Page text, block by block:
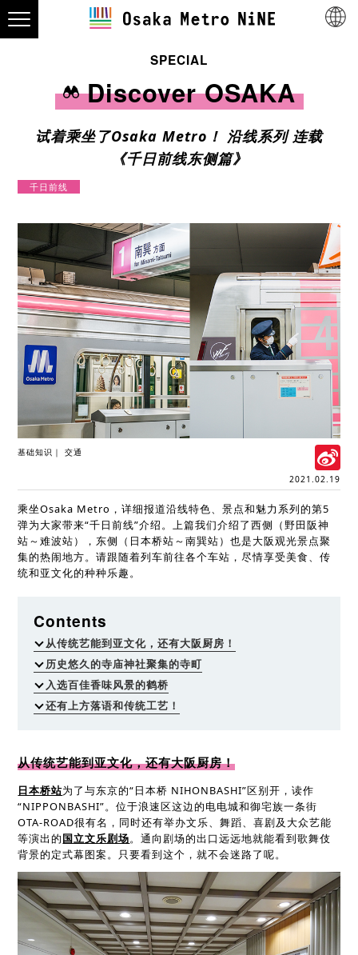
SPECIAL
Discover OSAKA
试着乘坐了Osaka Metro！ 沿线系列 连载
《千日前线东侧篇》
千日前线
基础知识 交通
2021.02.19
乘坐Osaka Metro，详细报道沿线特色、景点和魅力系列的第5
弹为大家带来“千日前线”介绍。上篇我们介绍了西侧（野田阪神
站～难波站），东侧（日本桥站～南巽站）也是大阪观光景点聚
集的热闹地方。请跟随着列车前往各个车站，尽情享受美食、传
统和亚文化的种种乐趣。
Contents
从传统艺能到亚文化，还有大阪厨房！
历史悠久的寺庙神社聚集的寺町
入选百佳香味风景的鹤桥
还有上方落语和传统工艺！
从传统艺能到亚文化，还有大阪厨房！
日本桥站为了与东京的“日本桥 NIHONBASHI”区别开，读作
“NIPPONBASHI”。位于浪速区这边的电电城和御宅族一条街
OTA-ROAD很有名，同时还有举办文乐、舞蹈、喜剧及大众艺能
等演出的国立文乐剧场。通向剧场的出口远远地就能看到歌舞伎
背景的定式幕图案。只要看到这个，就不会迷路了呢。